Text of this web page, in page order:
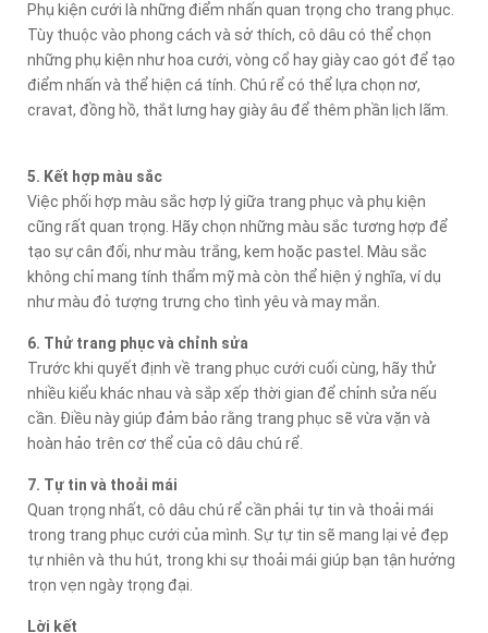
Phụ kiện cưới là những điểm nhấn quan trọng cho trang phục.
Tùy thuộc vào phong cách và sở thích, cô dâu có thể chọn
những phụ kiện như hoa cưới, vòng cổ hay giày cao gót để tạo
điểm nhấn và thể hiện cá tính. Chú rể có thể lựa chọn nơ,
cravat, đồng hồ, thắt lưng hay giày âu để thêm phần lịch lãm.
5. Kết hợp màu sắc
Việc phối hợp màu sắc hợp lý giữa trang phục và phụ kiện
cũng rất quan trọng. Hãy chọn những màu sắc tương hợp để
tạo sự cân đối, như màu trắng, kem hoặc pastel. Màu sắc
không chỉ mang tính thẩm mỹ mà còn thể hiện ý nghĩa, ví dụ
như màu đỏ tượng trưng cho tình yêu và may mắn.
6. Thử trang phục và chỉnh sửa
Trước khi quyết định về trang phục cưới cuối cùng, hãy thử
nhiều kiểu khác nhau và sắp xếp thời gian để chỉnh sửa nếu
cần. Điều này giúp đảm bảo rằng trang phục sẽ vừa vặn và
hoàn hảo trên cơ thể của cô dâu chú rể.
7. Tự tin và thoải mái
Quan trọng nhất, cô dâu chú rể cần phải tự tin và thoải mái
trong trang phục cưới của mình. Sự tự tin sẽ mang lại vẻ đẹp
tự nhiên và thu hút, trong khi sự thoải mái giúp bạn tận hưởng
trọn vẹn ngày trọng đại.
Lời kết